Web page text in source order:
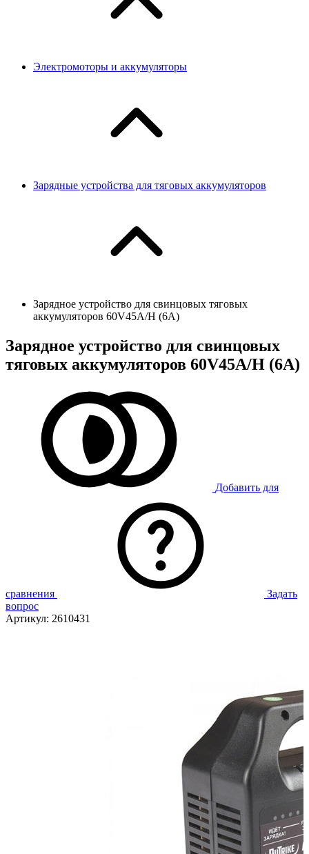
Электромоторы и аккумуляторы
Зарядные устройства для тяговых аккумуляторов
Зарядное устройство для свинцовых тяговых
аккумуляторов 60V45A/H (6A)
Зарядное устройство для свинцовых
тяговых аккумуляторов 60V45A/H (6A)
Добавить для
сравнения
Задать
вопрос
Артикул: 2610431